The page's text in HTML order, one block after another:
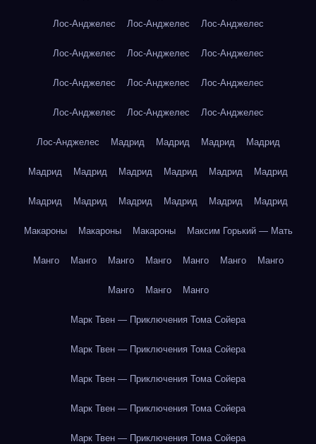
Лос-Анджелес Лос-Анджелес Лос-Анджелес
Лос-Анджелес Лос-Анджелес Лос-Анджелес
Лос-Анджелес Лос-Анджелес Лос-Анджелес
Лос-Анджелес Лос-Анджелес Лос-Анджелес
Лос-Анджелес Мадрид Мадрид Мадрид Мадрид
Мадрид Мадрид Мадрид Мадрид Мадрид Мадрид
Мадрид Мадрид Мадрид Мадрид Мадрид Мадрид
Макароны Макароны Макароны Максим Горький — Мать
Манго Манго Манго Манго Манго Манго Манго
Манго Манго Манго
Марк Твен — Приключения Тома Сойера
Марк Твен — Приключения Тома Сойера
Марк Твен — Приключения Тома Сойера
Марк Твен — Приключения Тома Сойера
Марк Твен — Приключения Тома Сойера